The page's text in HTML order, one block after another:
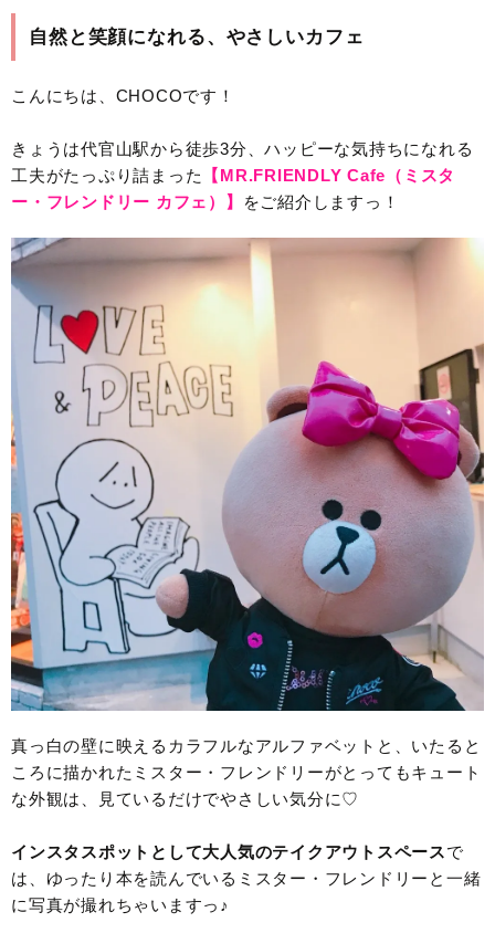
自然と笑顔になれる、やさしいカフェ
こんにちは、CHOCOです！
きょうは代官山駅から徒歩3分、ハッピーな気持ちになれる
工夫がたっぷり詰まった
【MR.FRIENDLY Cafe（ミスタ
ー・フレンドリー カフェ）】
をご紹介しますっ！
真っ白の壁に映えるカラフルなアルファベットと、いたると
ころに描かれたミスター・フレンドリーがとってもキュート
な外観は、見ているだけでやさしい気分に♡
インスタスポットとして大人気のテイクアウトスペースで
は、ゆったり本を読んでいるミスター・フレンドリーと一緒
に写真が撮れちゃいますっ♪